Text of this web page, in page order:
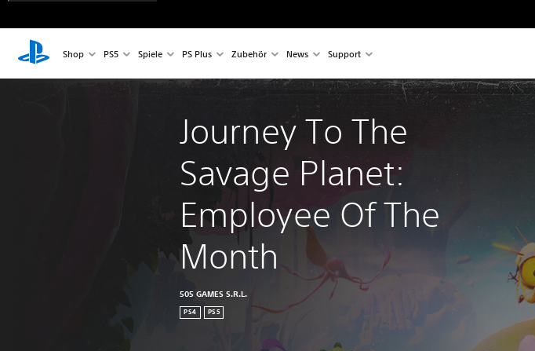
Shop PS5 Spiele PS Plus Zubehör News Support
Journey To The
Savage Planet:
Employee Of The
Month
505 GAMES S.R.L.
PS4 PS5